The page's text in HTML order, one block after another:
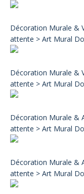
Décoration Murale &
attente > Art Mural
Décoration Murale &
attente > Art Mural
Décoration Murale &
attente > Art Mural
Décoration Murale &
attente > Art Mural